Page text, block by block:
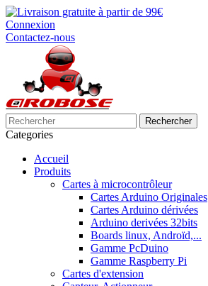
Connexion
Contactez-nous
Rechercher
Categories
Accueil
Produits
Cartes à microcontrôleur
Cartes Arduino Originales
Cartes Arduino dérivées
Arduino derivées 32bits
Boards linux, Androïd,...
Gamme PcDuino
Gamme Raspberry Pi
Cartes d'extension